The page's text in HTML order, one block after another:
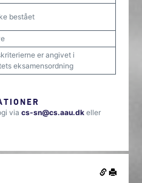
bestået
er angivet i
eksamensordning
viacs-sn@cs.aau.dk eller